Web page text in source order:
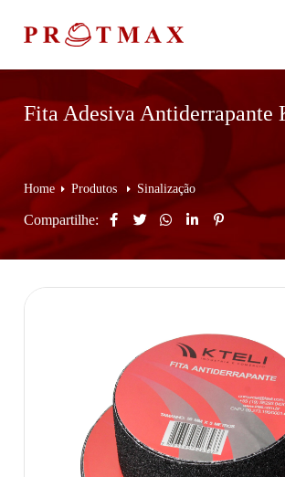
Fita Adesiva Antiderrapante
Home Produtos Sinalização
Compartilhe: